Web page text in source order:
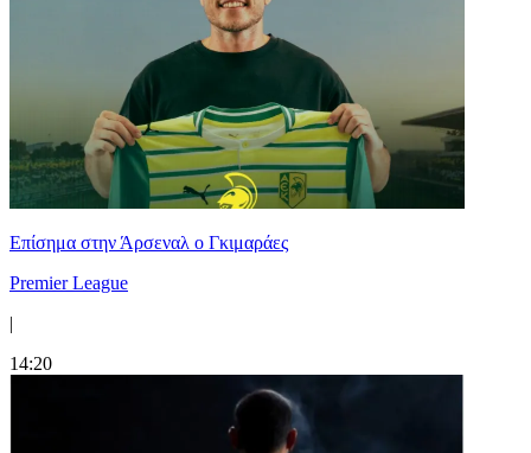
Επίσημα στην Άρσεναλ ο Γκιμαράες
Premier League
|
14:20